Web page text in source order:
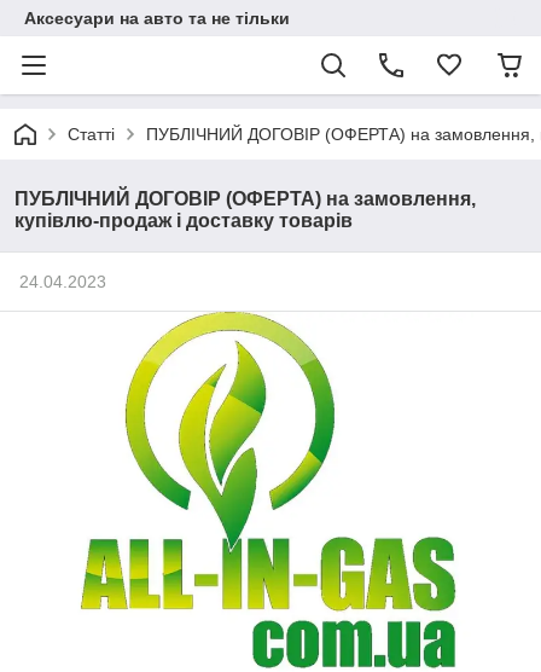
Аксесуари на авто та не тільки
Статті ПУБЛІЧНИЙ ДОГОВІР (ОФЕРТА) на замовлення,
ПУБЛІЧНИЙ ДОГОВІР (ОФЕРТА) на замовлення,
купівлю-продаж і доставку товарів
24.04.2023